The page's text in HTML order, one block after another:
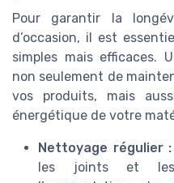
Pour garantir la
d’occasion, il est
simples mais efficaces.
non seulement de
vos produits, mais
énergétique de votre
Nettoyage régulier :
les joints et les